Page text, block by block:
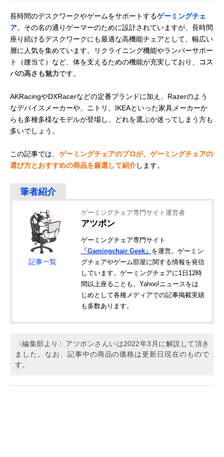
長時間のデスクワークやゲームをサポートするゲーミングチェ
ア。その名の通りゲーマーのために設計されていますが、長時間
座り続けるデスクワークにも最適な高機能チェアとして、幅広い
層に人気を集めています。リクライニング機能やランバーサポー
ト（腰当て）など、体を支えるための機能が充実しており、
コス
パの高さも魅力です。
AKRacingやDXRacerなどの定番ブランドに加え、Razerのよう
なデバイスメーカーや、ニトリ、IKEAといった家具メーカーか
らも多種多様なモデルが登場し、どれを選ぶか迷ってしまう方も
多いでしょう。
この記事では、 ゲーミングチェアのプロが、ゲーミングチェアの
選び方とおすすめの商品を厳選して紹介します。
記事一覧
ゲーミングチェア専門サイト運営者
アツポン
ゲーミングチェア専門サイト
「Gamingchair Geek」 を運営。ゲーミン
グチェアやゲーム部屋に関する情報を発信
しています。ゲーミングチェアに1日12時
間以上座ることも。Yahoo!ニュースをは
じめとして各種メディアでの記事掲載実績
も多数あります。
〈編集部より〉アツポンさんいは2022年3月に解説して頂き
ました。なお、記事中の商品の価格は更新日現在のもので
す。